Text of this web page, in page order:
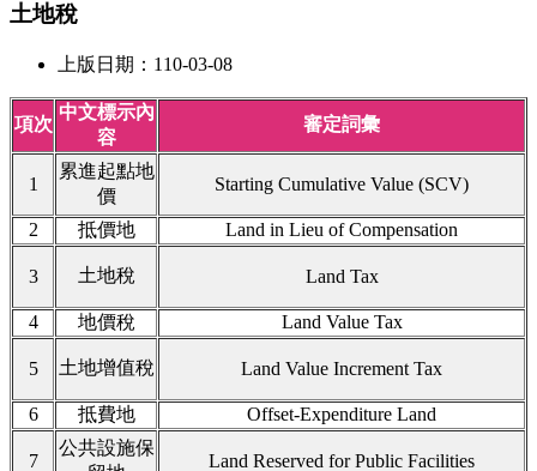
土地稅
上版日期：110-03-08
項次
中文標示內
容
審定詞彙
1
累進起點地
價
Starting Cumulative Value (SCV)
2 抵價地 Land in Lieu of Compensation
3 土地稅 Land Tax
4 地價稅 Land Value Tax
5 土地增值稅 Land Value Increment Tax
6 抵費地 Offset-Expenditure Land
7
公共設施保
Land Reserved for Public Facilities